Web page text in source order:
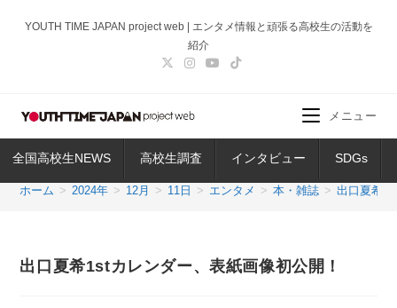
ス
ッ
YOUTH TIME JAPAN project web | エンタメ情報と頑張る高校生の活動を
紹介
全国高校生NEWS 高校生調査 インタビュー SDGs
メニュー
ホーム > 2024年 > 12月 > 11日 > エンタメ > 本・雑誌 > 出口夏希
出口夏希1stカレンダー、表紙画像初公開！